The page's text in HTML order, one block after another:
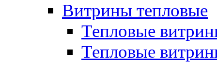
Витрины тепловые
Тепловые
Тепловые